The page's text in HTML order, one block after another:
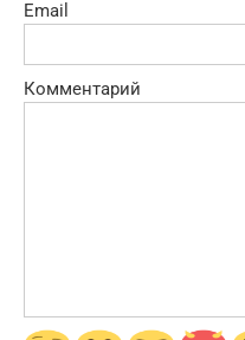
Email
Комментарий